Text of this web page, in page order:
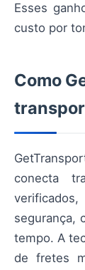
Esses
custo por
Como
conecta
segurança,
tempo. A
de fretes